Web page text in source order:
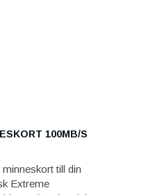
100MB/S
till din
Extreme